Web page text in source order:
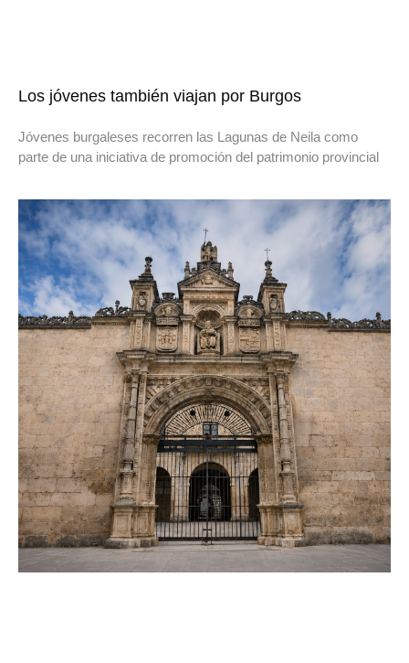
Los jóvenes también viajan por Burgos
Jóvenes burgaleses recorren las Lagunas de Neila como
parte de una iniciativa de promoción del patrimonio provincial